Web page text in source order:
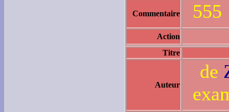
Commentaire 555
Action
Titre
Auteur
de